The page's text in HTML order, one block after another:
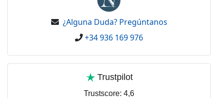
¿Alguna Duda? Pregúntanos
+34 936 169 976
Trustpilot
Trustscore: 4,6